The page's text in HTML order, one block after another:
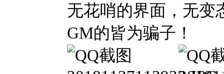
无花哨的界面，无变
GM的皆为骗子！